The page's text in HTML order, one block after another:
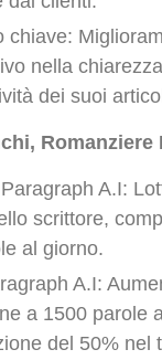
chiave:
nella
dei suoi
Romanziere
A.I:
scrittore,
al giorno.
A.I:
a 1500 parole
del 50% nel